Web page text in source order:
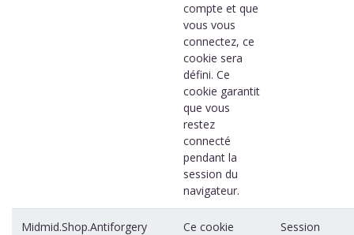
compte et que
vous vous
connectez, ce
cookie sera
défini. Ce
cookie garantit
que vous
restez
connecté
pendant la
session du
navigateur.
Midmid.Shop.Antiforgery
Ce cookie
Session